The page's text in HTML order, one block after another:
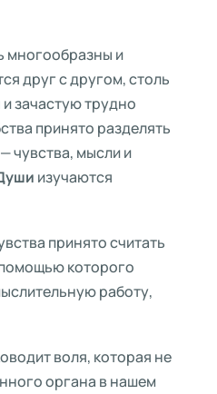
многообразны и
друг с другом, столь
зачастую трудно
принято разделять
чувства, мысли и
изучаются
принято считать
которого
работу,
воля, которая не
органа в нашем